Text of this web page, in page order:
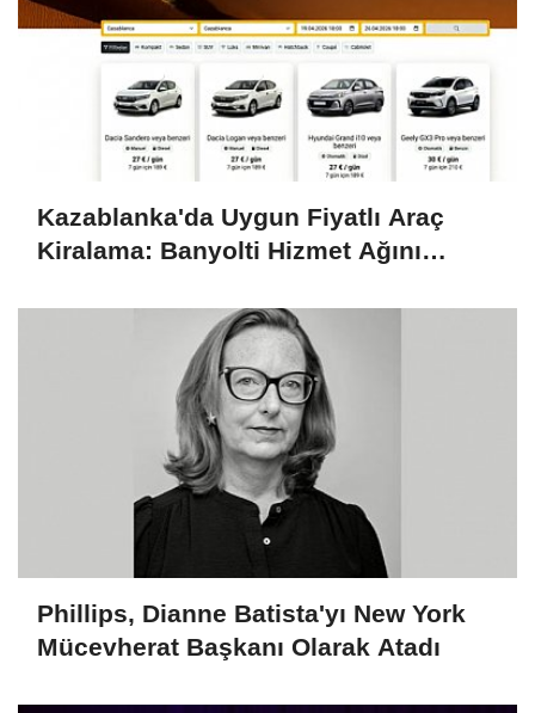
Kazablanka'da Uygun Fiyatlı Araç
Kiralama: Banyolti Hizmet Ağını
Phillips, Dianne Batista'yı New York
Mücevherat Başkanı Olarak Atadı